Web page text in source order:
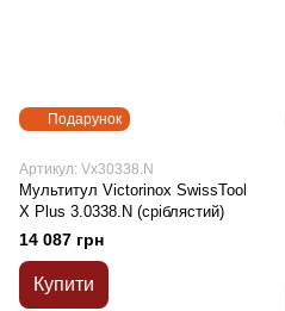
Подарунок
Артикул: Vx30338.N
Мультитул Victorinox SwissTool
X Plus 3.0338.N (сріблястий)
14 087 грн
Купити